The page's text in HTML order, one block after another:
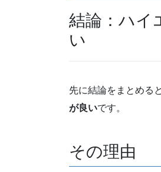
結論：ハイ
い
先に結論をまとめる
が良いです。
その理由